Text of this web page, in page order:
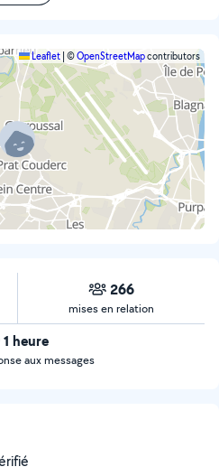
Leaflet ©OpenStreetMapcontributors
266
mises en relation
1 heure
aux messages